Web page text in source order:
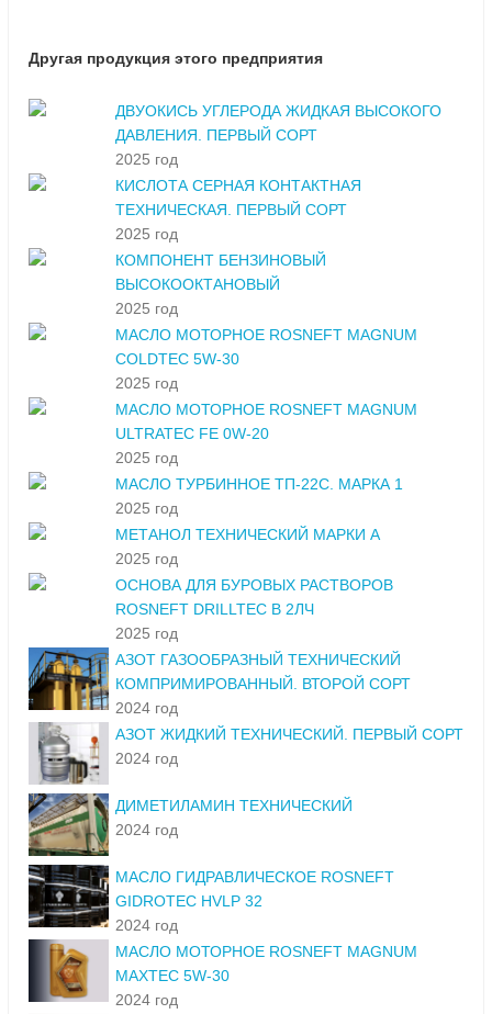
Другая продукция этого предприятия
ДВУОКИСЬ УГЛЕРОДА ЖИДКАЯ ВЫСОКОГО
ДАВЛЕНИЯ. ПЕРВЫЙ СОРТ
2025 год
КИСЛОТА СЕРНАЯ КОНТАКТНАЯ
ТЕХНИЧЕСКАЯ. ПЕРВЫЙ СОРТ
2025 год
КОМПОНЕНТ БЕНЗИНОВЫЙ
ВЫСОКООКТАНОВЫЙ
2025 год
МАСЛО МОТОРНОЕ ROSNEFT MAGNUM
COLDTEC 5W-30
2025 год
МАСЛО МОТОРНОЕ ROSNEFT MAGNUM
ULTRATEC FE 0W-20
2025 год
МАСЛО ТУРБИННОЕ ТП-22С. МАРКА 1
2025 год
МЕТАНОЛ ТЕХНИЧЕСКИЙ МАРКИ А
2025 год
ОСНОВА ДЛЯ БУРОВЫХ РАСТВОРОВ
ROSNEFT DRILLTEC В 2ЛЧ
2025 год
АЗОТ ГАЗООБРАЗНЫЙ ТЕХНИЧЕСКИЙ
КОМПРИМИРОВАННЫЙ. ВТОРОЙ СОРТ
2024 год
АЗОТ ЖИДКИЙ ТЕХНИЧЕСКИЙ. ПЕРВЫЙ СОРТ
2024 год
ДИМЕТИЛАМИН ТЕХНИЧЕСКИЙ
2024 год
МАСЛО ГИДРАВЛИЧЕСКОЕ ROSNEFT
GIDROTEC HVLP 32
2024 год
МАСЛО МОТОРНОЕ ROSNEFT MAGNUM
MAXTEC 5W-30
2024 год